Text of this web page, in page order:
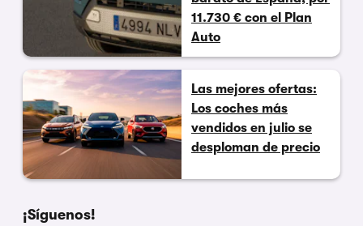
11.730 € con el Plan
Auto
Las mejores ofertas:
Los coches más
vendidos en julio se
desploman de precio
¡Síguenos!